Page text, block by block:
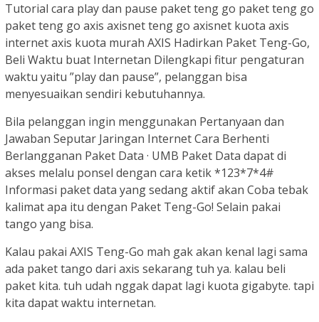
Tutorial cara play dan pause paket teng go paket teng go
paket teng go axis axisnet teng go axisnet kuota axis
internet axis kuota murah AXIS Hadirkan Paket Teng-Go,
Beli Waktu buat Internetan Dilengkapi fitur pengaturan
waktu yaitu ”play dan pause”, pelanggan bisa
menyesuaikan sendiri kebutuhannya.
Bila pelanggan ingin menggunakan Pertanyaan dan
Jawaban Seputar Jaringan Internet Cara Berhenti
Berlangganan Paket Data · UMB Paket Data dapat di
akses melalu ponsel dengan cara ketik *123*7*4#
Informasi paket data yang sedang aktif akan Coba tebak
kalimat apa itu dengan Paket Teng-Go! Selain pakai
tango yang bisa.
Kalau pakai AXIS Teng-Go mah gak akan kenal lagi sama
ada paket tango dari axis sekarang tuh ya. kalau beli
paket kita. tuh udah nggak dapat lagi kuota gigabyte. tapi
kita dapat waktu internetan.